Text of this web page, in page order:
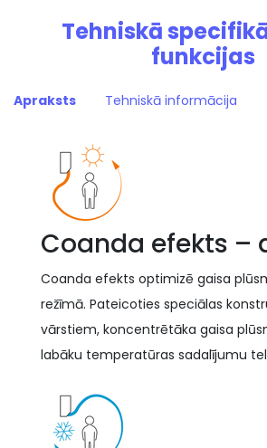
Tehniskā
funkcijas
Apraksts Tehniskā informācija
Coanda efekts –
Coanda efekts optimizē gaisa
režīmā. Pateicoties speciālas
vārstiem, koncentrētāka gaisa
labāku temperatūras sadalījumu